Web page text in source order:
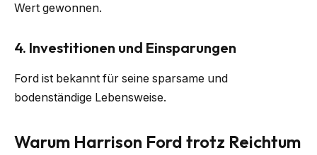
Wert gewonnen.
4. Investitionen und Einsparungen
Ford ist bekannt für seine sparsame und
bodenständige Lebensweise.
Warum Harrison Ford trotz Reichtum